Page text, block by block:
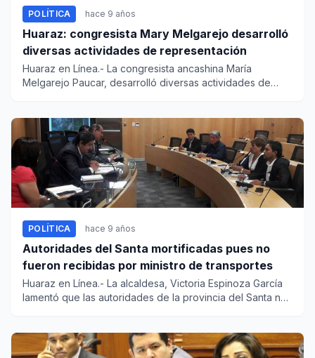
POLÍTICA hace 9 años
Huaraz: congresista Mary Melgarejo desarrolló
diversas actividades de representación
Huaraz en Línea.- La congresista ancashina María
Melgarejo Paucar, desarrolló diversas actividades de
POLÍTICA hace 9 años
Autoridades del Santa mortificadas pues no
fueron recibidas por ministro de transportes
Huaraz en Línea.- La alcaldesa, Victoria Espinoza García
lamentó que las autoridades de la provincia del Santa no